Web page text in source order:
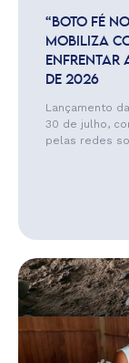
“BOTO FÉ
MOBILIZA
ENFRENTAR
DE 2026
Lançamento
30 de julho,
pelas redes